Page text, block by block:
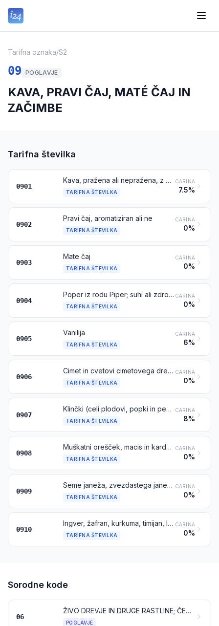
Tarifna oznaka/S2
09 POGLAVJE
KAVA, PRAVI ČAJ, MATÉ ČAJ IN
ZAČIMBE
Tarifna številka
0901
Kava, pražena ali nepražena, z ali brez kofeina; lupine in kožice kave; kavni nadomestki, ki vsebujejo kakršen koli delež kave
TARIFNA ŠTEVILKA
CARINA
7.5%
0902
Pravi čaj, aromatiziran ali ne
TARIFNA ŠTEVILKA
CARINA
0%
0903
Mate čaj
TARIFNA ŠTEVILKA
CARINA
0%
0904
Poper iz rodu Piper; suhi ali zdrobljeni ali zmleti plodovi iz rodu Capsicum ali Pimenta
TARIFNA ŠTEVILKA
CARINA
0%
0905
Vanilija
TARIFNA ŠTEVILKA
CARINA
6%
0906
Cimet in cvetovi cimetovega drevesa
TARIFNA ŠTEVILKA
CARINA
0%
0907
Klinčki (celi plodovi, popki in peclji)
TARIFNA ŠTEVILKA
CARINA
8%
0908
Muškatni orešček, macis in kardamom
TARIFNA ŠTEVILKA
CARINA
0%
0909
Seme janeža, zvezdastega janeža, komarčka, koriandra, orientalske ali navadne kumine; brinove jagode
TARIFNA ŠTEVILKA
CARINA
0%
0910
Ingver, žafran, kurkuma, timijan, lovorjev list, curry in druge začimbe
TARIFNA ŠTEVILKA
CARINA
0%
Sorodne kode
06
ŽIVO DREVJE IN DRUGE RASTLINE; ČEBULICE, KORENINE IN PODOBNO; REZANO CVETJE IN OKRASNO LISTJE
POGLAVJE